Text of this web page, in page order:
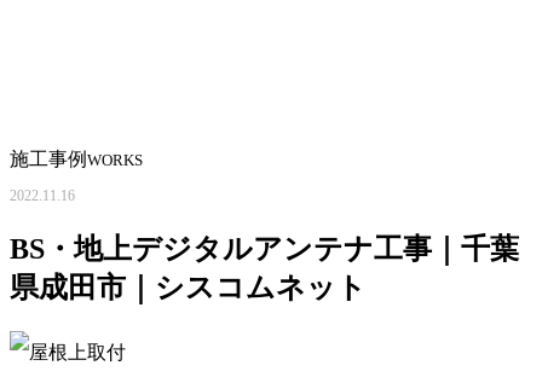
施工事例 WORKS
2022.11.16
BS・地上デジタルアンテナ工事｜千葉
県成田市｜シスコムネット